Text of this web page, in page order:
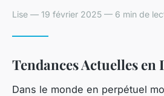
Lise — 19 février 2025 — 6 min de
Tendances Actuelles en
Dans le monde en perpétuel